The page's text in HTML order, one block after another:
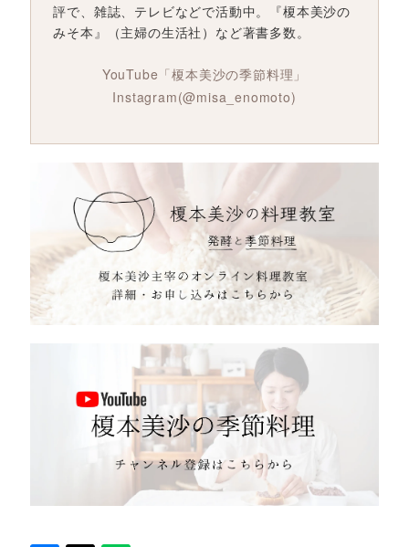
評で、雑誌、テレビなどで活動中。『榎本美沙の
みそ本』（主婦の生活社）など著書多数。
YouTube「榎本美沙の季節料理」
Instagram(@misa_enomoto)